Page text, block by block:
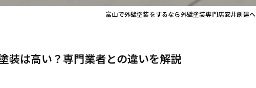
富山で外壁塗装をするなら外壁塗装専門店安井創建へ
装は高い？専門業者との違いを解説